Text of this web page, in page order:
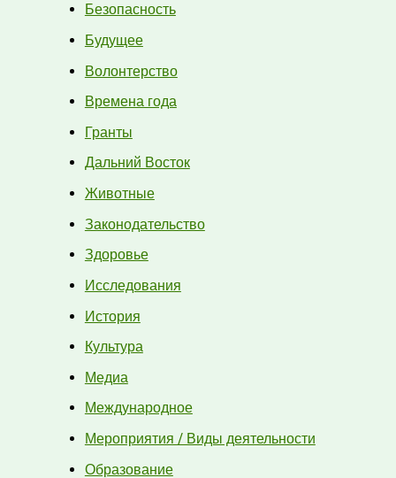
Безопасность
Будущее
Волонтерство
Времена года
Гранты
Дальний Восток
Животные
Законодательство
Здоровье
Исследования
История
Культура
Медиа
Международное
Мероприятия / Виды деятельности
Образование